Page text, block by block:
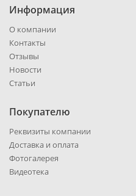
Информация
О компании
Контакты
Отзывы
Новости
Статьи
Покупателю
Реквизиты компании
Доставка и оплата
Фотогалерея
Видеотека